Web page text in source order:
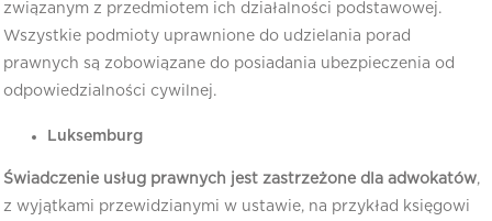
związanym z przedmiotem ich działalności podstawowej.
Wszystkie podmioty uprawnione do udzielania porad
prawnych są zobowiązane do posiadania ubezpieczenia od
odpowiedzialności cywilnej.
Luksemburg
Świadczenie usług prawnych jest zastrzeżone dla adwokatów,
z wyjątkami przewidzianymi w ustawie, na przykład księgowi